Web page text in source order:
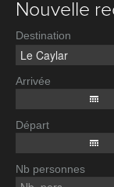
Nouvelle
Destination
Arrivée
Départ
Nb personnes